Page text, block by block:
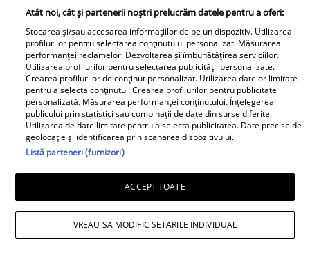
Atât noi, cât și partenerii noștri prelucrăm datele pentru a oferi:
Stocarea și/sau accesarea informațiilor de pe un dispozitiv. Utilizarea
profilurilor pentru selectarea conținutului personalizat. Măsurarea
performanței reclamelor. Dezvoltarea și îmbunătățirea serviciilor.
Utilizarea profilurilor pentru selectarea publicității personalizate.
Crearea profilurilor de conținut personalizat. Utilizarea datelor limitate
pentru a selecta conținutul. Crearea profilurilor pentru publicitate
personalizată. Măsurarea performanței conținutului. Înțelegerea
publicului prin statistici sau combinații de date din surse diferite.
Utilizarea de date limitate pentru a selecta publicitatea. Date precise de
geolocație și identificarea prin scanarea dispozitivului.
Listă parteneri (furnizori)
ACCEPT TOATE
VREAU SA MODIFIC SETARILE INDIVIDUAL